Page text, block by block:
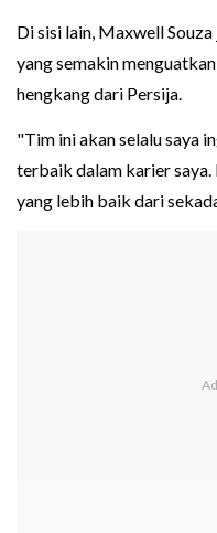
Di sisi lain, Maxwell
yang semakin
hengkang dari Persija.
"Tim ini akan selalu saya
terbaik dalam karier saya.
yang lebih baik dari